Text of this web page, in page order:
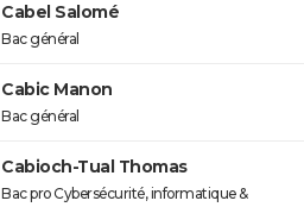
Cabel Salomé
Bac général
Cabic Manon
Bac général
Cabioch-Tual Thomas
Bac pro Cybersécurité, informatique &